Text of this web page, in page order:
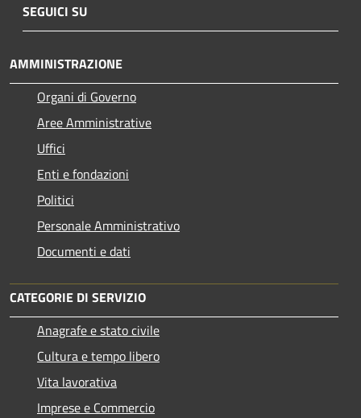
SEGUICI SU
AMMINISTRAZIONE
Organi di Governo
Aree Amministrative
Uffici
Enti e fondazioni
Politici
Personale Amministrativo
Documenti e dati
CATEGORIE DI SERVIZIO
Anagrafe e stato civile
Cultura e tempo libero
Vita lavorativa
Imprese e Commercio